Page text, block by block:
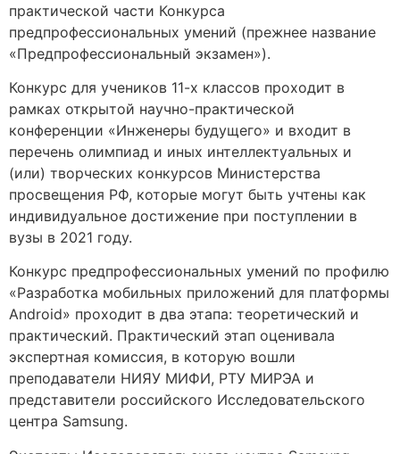
практической части Конкурса
предпрофессиональных умений (прежнее название
«Предпрофессиональный экзамен»).
Конкурс для учеников 11-х классов проходит в
рамках открытой научно-практической
конференции «Инженеры будущего» и входит в
перечень олимпиад и иных интеллектуальных и
(или) творческих конкурсов Министерства
просвещения РФ, которые могут быть учтены как
индивидуальное достижение при поступлении в
вузы в 2021 году.
Конкурс предпрофессиональных умений по профилю
«Разработка мобильных приложений для платформы
Android» проходит в два этапа: теоретический и
практический. Практический этап оценивала
экспертная комиссия, в которую вошли
преподаватели НИЯУ МИФИ, РТУ МИРЭА и
представители российского Исследовательского
центра Samsung.